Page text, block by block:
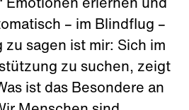
Emotionen erlernen und
– im Blindflug –
zu sagen ist mir: Sich im
zu suchen, zeigt
ist das Besondere an